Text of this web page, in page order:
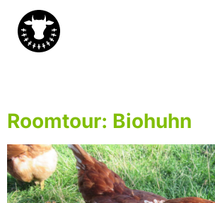
Roomtour: Biohuhn